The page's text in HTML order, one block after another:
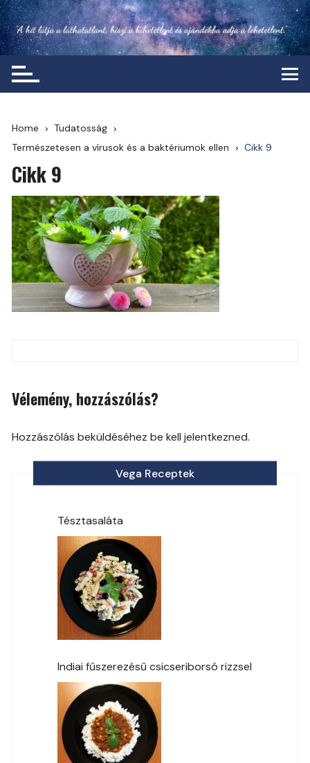
Skip
to
content
Home
Tudatosság
Természetesen a vírusok és a baktériumok ellen
Cikk 9
Cikk 9
navigation
Vélemény, hozzászólás?
Hozzászólás beküldéséhez be kell jelentkezned.
Vega Receptek
Tésztasaláta
Indiai fűszerezésű csicseriborsó rizzsel